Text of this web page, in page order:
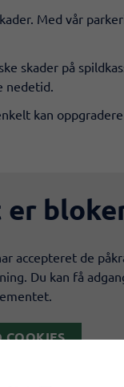
Med vår
skader på
nedetid.
kan
er
accepteret de
Du kan få
COOKIES
COOKIES